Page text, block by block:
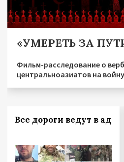
«УМЕРЕТЬ ЗА
Фильм-расследование о
центральноазиатов на войну
Все дороги ведут в ад